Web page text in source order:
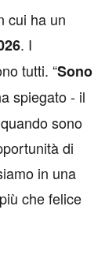
cui ha un
. I
tutti. “Sono
spiegato - il
sono
di
in una
che felice